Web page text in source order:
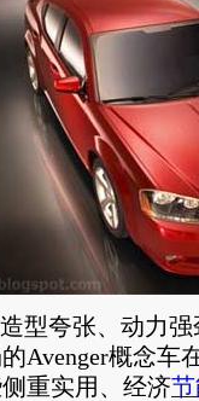
夸张、动力强
Avenger概念车
重实用、经济